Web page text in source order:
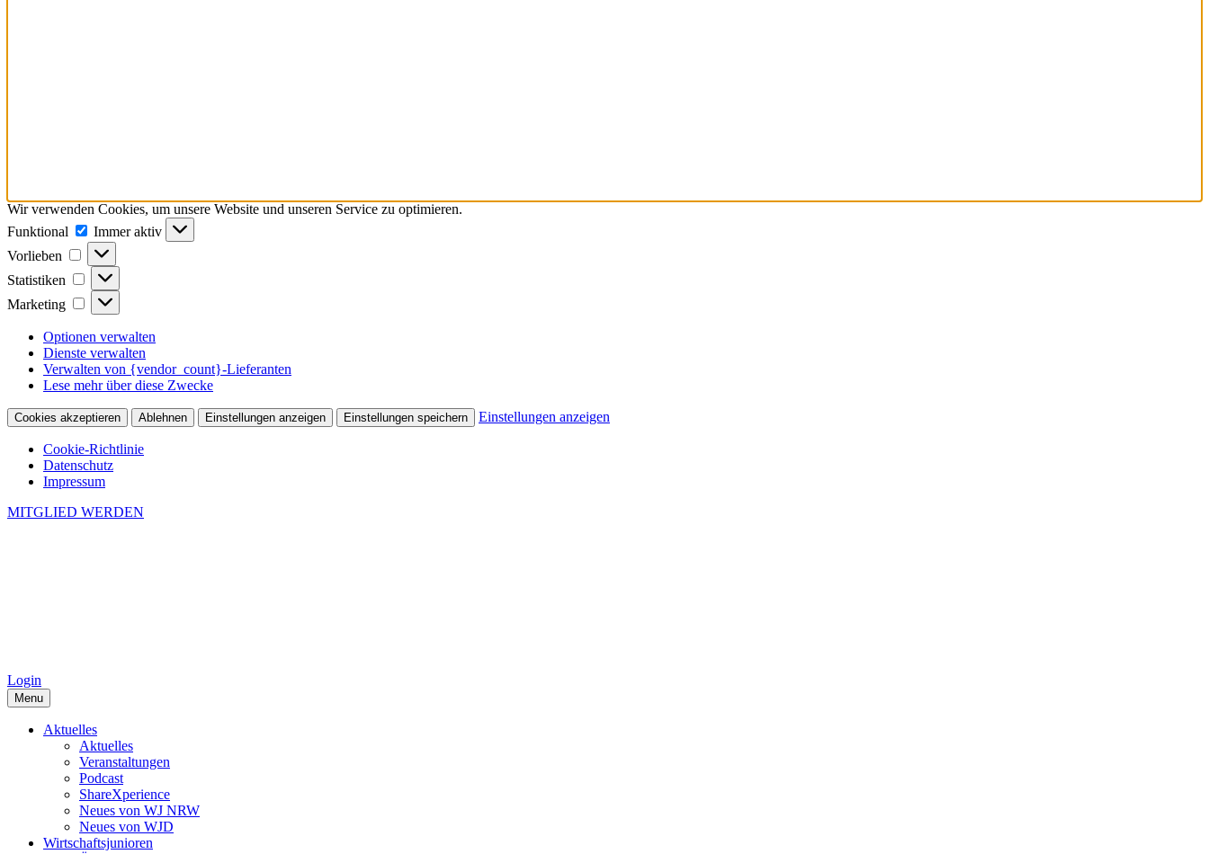
Wir verwenden Cookies, um unsere Website und unseren Service zu optimieren.
Funktional
Funktional
Immer aktiv
Vorlieben
Vorlieben
Statistiken Statistiken
Marketing Marketing
Optionen verwalten
Dienste verwalten
Verwalten von {vendor_count}-Lieferanten
Lese mehr über diese Zwecke
Cookies akzeptieren Ablehnen Einstellungen anzeigen Einstellungen speichern Einstellungen anzeigen
Cookie-Richtlinie
Datenschutz
Impressum
MITGLIED WERDEN
Login
Menu
Aktuelles
Aktuelles
Veranstaltungen
Podcast
ShareXperience
Neues von WJ NRW
Neues von WJD
Wirtschaftsjunioren